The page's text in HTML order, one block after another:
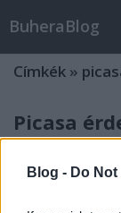
Blog - Do
BuheraBlog
Címkék »
Picasa